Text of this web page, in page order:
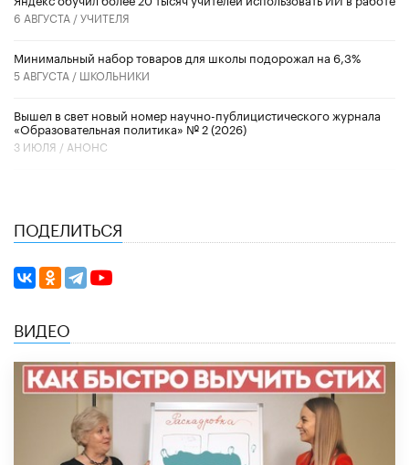
6 АВГУСТА /УЧИТЕЛЯ
Минимальный набор товаров для школы подорожал на 6,3%
5 АВГУСТА / ШКОЛЬНИКИ
Вышел в свет новый номер научно-публицистического журнала
«Образовательная политика» № 2 (2026)
3 ИЮЛЯ / АНОНС
ПОДЕЛИТЬСЯ
ВИДЕО